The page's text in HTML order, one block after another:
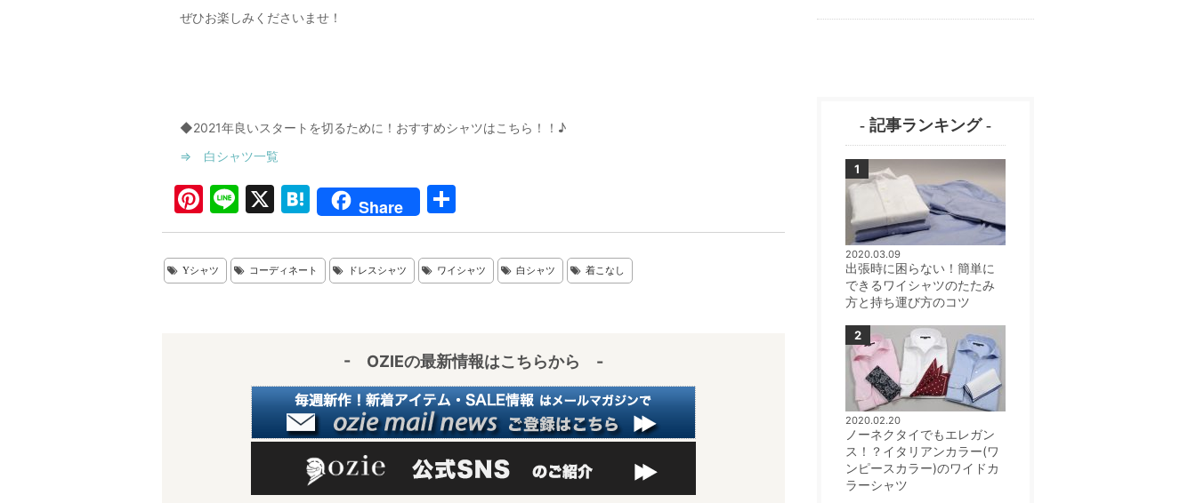
ぜひお楽しみくださいませ！
◆2021年良いスタートを切るために！おすすめシャツはこちら！！♪
⇒ 白シャツ一覧
Pi
nt
er
e
Li
n
e
X
H
at
e
n
Share
有
Yシャツ コーディネート ドレスシャツ ワイシャツ 白シャツ 着こなし
- OZIEの最新情報はこちらから -
- 記事ランキング -
2020.03.09
出張時に困らない！簡単に
できるワイシャツのたたみ
方と持ち運び方のコツ
2020.02.20
ノーネクタイでもエレガン
ス！？イタリアンカラー(ワ
ンピースカラー)のワイドカ
ラーシャツ